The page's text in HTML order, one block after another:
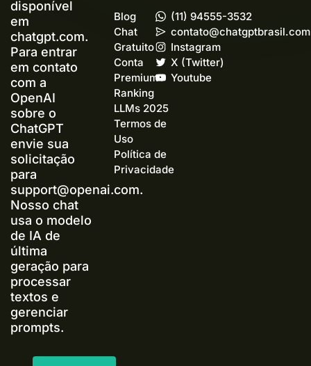
disponível
em
chatgpt.com.
Para entrar
em contato
com a
OpenAI
sobre o
ChatGPT
envie sua
solicitação
para
support@openai.com.
Nosso chat
usa o modelo
de IA de
última
geração para
processar
textos e
gerenciar
prompts.
Blog
Chat
Gratuito
Conta
Premium+
Ranking
LLMs 2025
Termos de
Uso
Política de
Privacidade
(11) 94555-3532
Instagram
X (Twitter)
Youtube